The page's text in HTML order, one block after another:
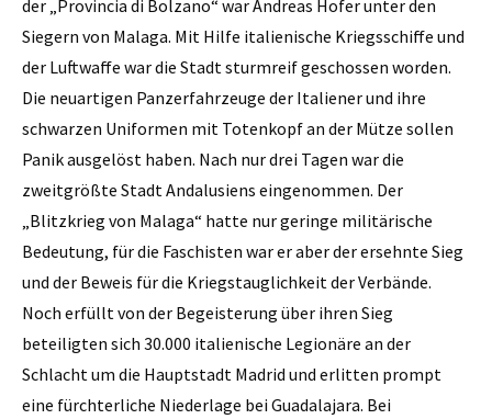
der „Provincia di Bolzano“ war Andreas Hofer unter den
Siegern von Malaga. Mit Hilfe italienische Kriegsschiffe und
der Luftwaffe war die Stadt sturmreif geschossen worden.
Die neuartigen Panzerfahrzeuge der Italiener und ihre
schwarzen Uniformen mit Totenkopf an der Mütze sollen
Panik ausgelöst haben. Nach nur drei Tagen war die
zweitgrößte Stadt Andalusiens eingenommen. Der
„Blitzkrieg von Malaga“ hatte nur geringe militärische
Bedeutung, für die Faschisten war er aber der ersehnte Sieg
und der Beweis für die Kriegstauglichkeit der Verbände.
Noch erfüllt von der Begeisterung über ihren Sieg
beteiligten sich 30.000 italienische Legionäre an der
Schlacht um die Hauptstadt Madrid und erlitten prompt
eine fürchterliche Niederlage bei Guadalajara. Bei